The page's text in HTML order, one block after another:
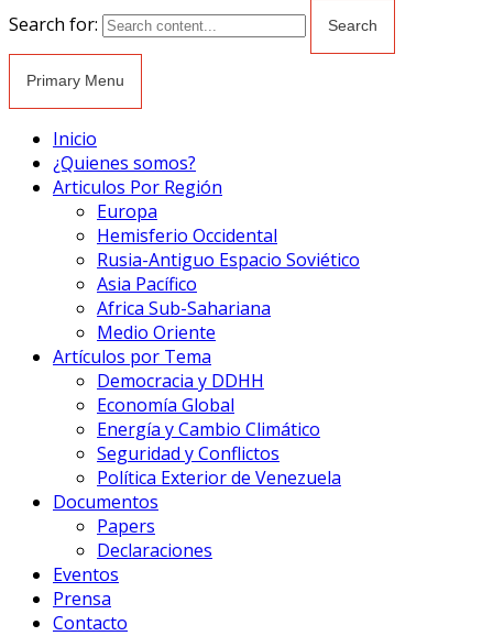
Search for:
Primary Menu
Inicio
¿Quienes somos?
Articulos Por Región
Europa
Hemisferio Occidental
Rusia-Antiguo Espacio Soviético
Asia Pacífico
Africa Sub-Sahariana
Medio Oriente
Artículos por Tema
Democracia y DDHH
Economía Global
Energía y Cambio Climático
Seguridad y Conflictos
Política Exterior de Venezuela
Documentos
Papers
Declaraciones
Eventos
Prensa
Contacto